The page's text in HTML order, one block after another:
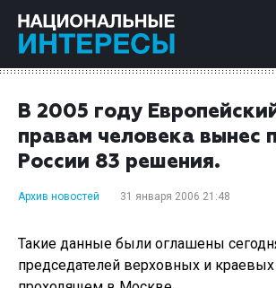
В 2005 году
правам человека вынес
России 83 решения.
Архив новостей 31 января 2006 21:48
Такие данные были оглашены
председателей верховных и